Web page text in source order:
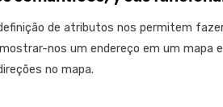
de atributos nos permitem
nos um endereço em um mapa
no mapa.